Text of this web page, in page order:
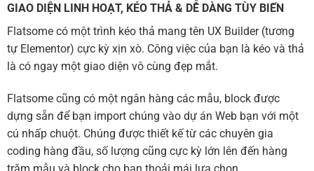
GIAO DIỆN LINH HOẠT, KÉO THẢ & DỄ DÀNG TÙY BIẾN
Flatsome có một trình kéo thả mang tên UX Builder (tương
tự Elementor) cực kỳ xịn xò. Công việc của bạn là kéo và thả
là có ngay một giao diện vô cùng đẹp mắt.
Flatsome cũng có một ngân hàng các mẫu, block được
dựng sẵn để bạn import chúng vào dự án Web bạn với một
cú nhấp chuột. Chúng được thiết kế từ các chuyên gia
coding hàng đầu, số lượng cũng cực kỳ lớn lên đến hàng
trăm mẫu và block cho bạn thoải mái lựa chọn.